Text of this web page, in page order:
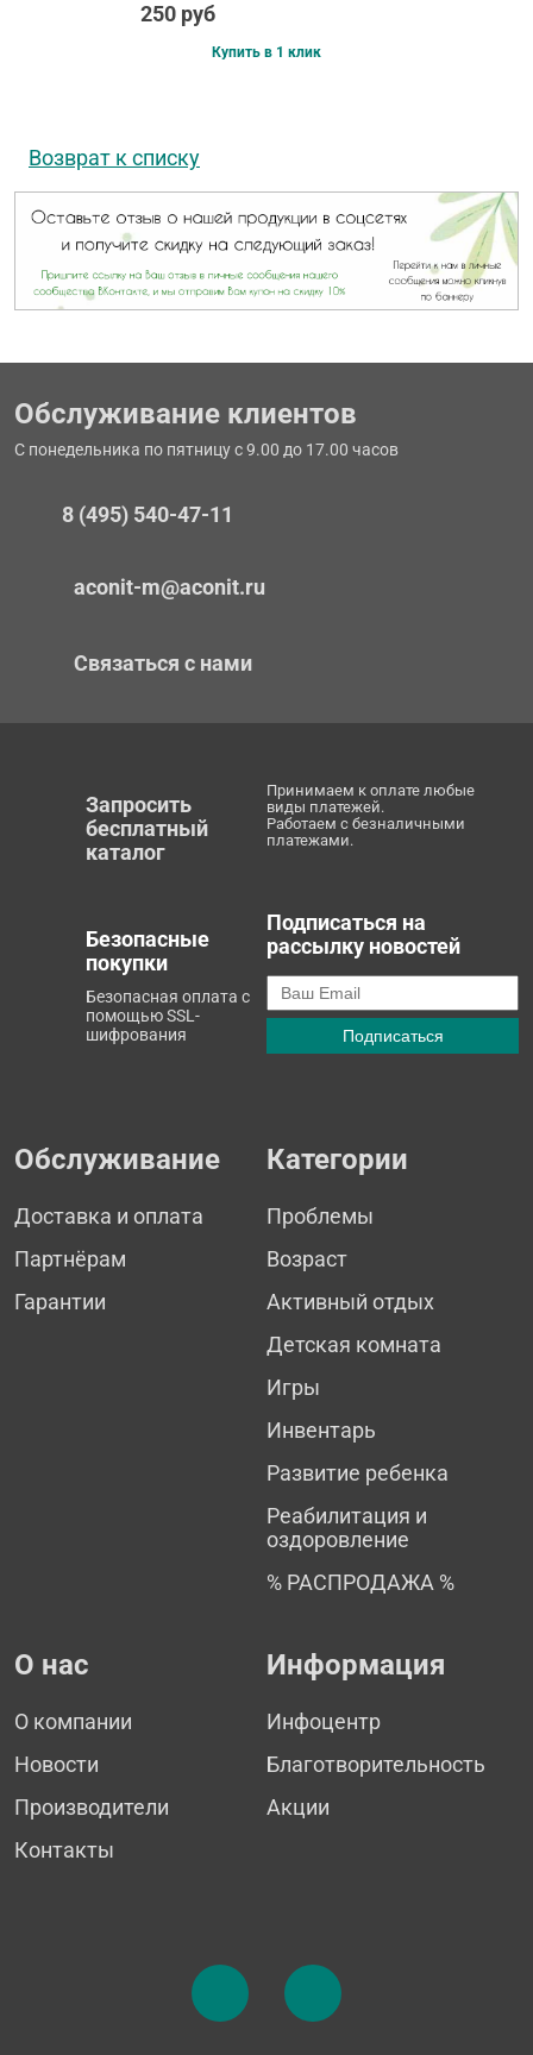
250 руб
Купить в 1 клик
Возврат к списку
Обслуживание клиентов
С понедельника по пятницу с 9.00 до 17.00 часов
8 (495) 540-47-11
aconit-m@aconit.ru
Связаться с нами
Запросить
бесплатный
каталог
Принимаем к оплате любые
виды платежей.
Работаем с безналичными
платежами.
Безопасные
покупки
Безопасная оплата с
помощью SSL-
шифрования
Подписаться на
рассылку новостей
Обслуживание
Доставка и оплата
Партнёрам
Гарантии
Категории
Проблемы
Возраст
Активный отдых
Детская комната
Игры
Инвентарь
Развитие ребенка
Реабилитация и
оздоровление
% РАСПРОДАЖА %
О нас
О компании
Новости
Производители
Контакты
Информация
Инфоцентр
Благотворительность
Акции